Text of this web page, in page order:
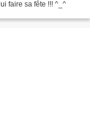
faire sa fête !!! ^_^